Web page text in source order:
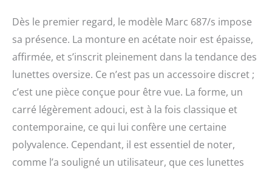
Dès le premier regard, le modèle Marc 687/s impose
sa présence. La monture en acétate noir est épaisse,
affirmée, et s’inscrit pleinement dans la tendance des
lunettes oversize. Ce n’est pas un accessoire discret ;
c’est une pièce conçue pour être vue. La forme, un
carré légèrement adouci, est à la fois classique et
contemporaine, ce qui lui confère une certaine
polyvalence. Cependant, il est essentiel de noter,
comme l’a souligné un utilisateur, que ces lunettes